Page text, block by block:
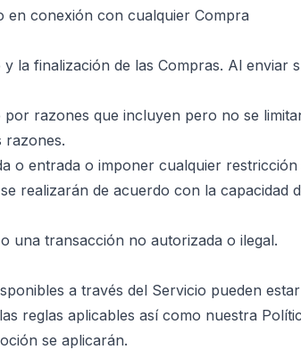
en conexión con cualquier Compra
la finalización de las Compras. Al enviar
razones que incluyen pero no se
razones.
entrada o imponer cualquier
realizarán de acuerdo con la capacidad
una transacción no autorizada o ilegal.
a través del Servicio pueden
reglas aplicables así como nuestra
se aplicarán.